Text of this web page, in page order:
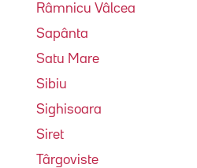
Râmnicu Vâlcea
Sapânta
Satu Mare
Sibiu
Sighisoara
Siret
Târgoviste